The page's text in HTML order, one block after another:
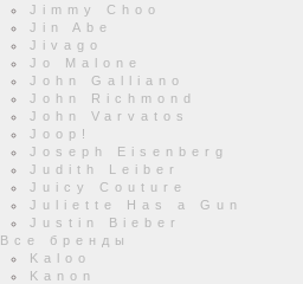
Jimmy Choo
Jin Abe
Jivago
Jo Malone
John Galliano
John Richmond
John Varvatos
Joop!
Joseph Eisenberg
Judith Leiber
Juicy Couture
Juliette Has a Gun
Justin Bieber
Все бренды
Kaloo
Kanon